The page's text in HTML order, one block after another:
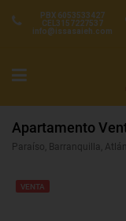
PBX 6053533427
CEL3157227537
info@issasaieh.com
VENTA